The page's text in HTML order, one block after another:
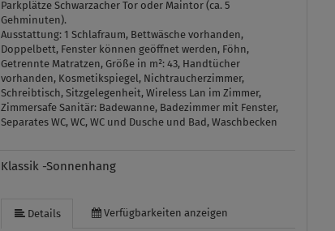
Parkplätze Schwarzacher Tor oder Maintor (ca. 5
Gehminuten).
Ausstattung: 1 Schlafraum, Bettwäsche vorhanden,
Doppelbett, Fenster können geöffnet werden, Föhn,
Getrennte Matratzen, Größe in m²: 43, Handtücher
vorhanden, Kosmetikspiegel, Nichtraucherzimmer,
Schreibtisch, Sitzgelegenheit, Wireless Lan im Zimmer,
ZimmersafeSanitär: Badewanne, Badezimmer mit Fenster,
Separates WC, WC, WC und Dusche und Bad, Waschbecken
Klassik -Sonnenhang
Details Verfügbarkeiten anzeigen